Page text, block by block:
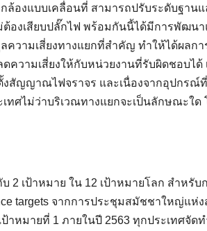
องแบบเคลื่อนที่ สามารถปรับระดับฐาน
ต้องเสียบปลั๊กไฟ พร้อมกันนี้ได้มีการพัฒ
ความเสี่ยงทางแยกที่สำคัญ ทำให้ได้ผลกา
ความเสี่ยงให้กับหน่วยงานที่รับผิดชอบไ
งสัญญาณไฟจราจร และเนื่องจากอุปกร
ทศไม่ว่าบริเวณทางแยกจะเป็นลักษณะใ
2 เป้าหมาย ใน 12 เป้าหมายโลก สำห
targets จากการประชุมสมัชชาใหญ่แ
ป้าหมายที่ 1 ภายในปี 2563 ทุกประเทศจั